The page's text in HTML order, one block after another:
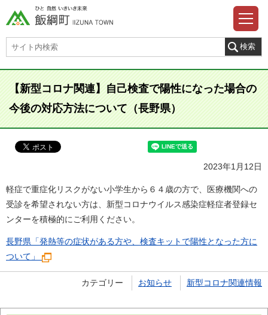
【新型コロナ関連】自己検査で陽性になった場合の
今後の対応方法について（長野県）
2023年1月12日
軽症で重症化リスクがない小学生から６４歳の方で、医療機関への
受診を希望されない方は、新型コロナウイルス感染症軽症者登録セ
ンターを積極的にご利用ください。
長野県「発熱等の症状がある方や、検査キットで陽性となった方に
ついて」
カテゴリー お知らせ 新型コロナ関連情報